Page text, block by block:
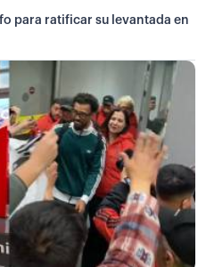
para ratificar su levantada en